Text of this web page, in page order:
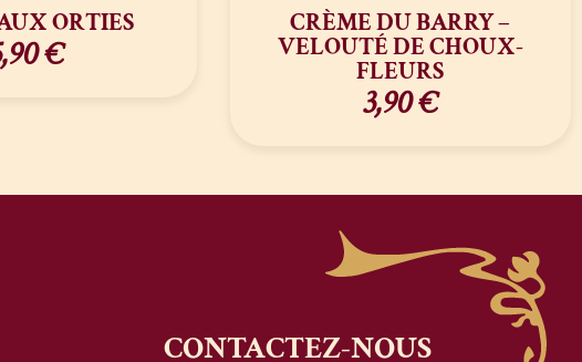
ORTIES
€
CRÈME DU BARRY –
VELOUTÉ DE CHOUX-
FLEURS
3,90€
CONTACTEZ-NOUS